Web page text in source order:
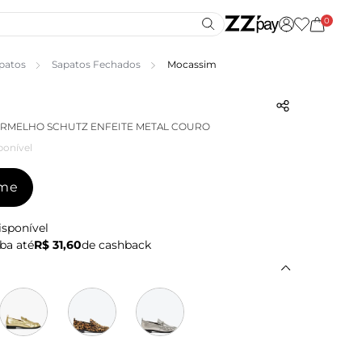
0
Sapatos Fechados Mocassim
SCHUTZ ENFEITE METAL COURO
atéR$ 31,60de cashback